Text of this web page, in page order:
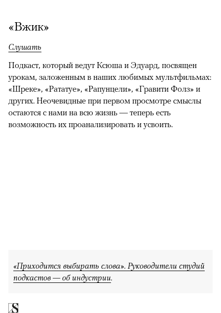
«Вжик»
Слушать
Подкаст, который ведут Ксюша и Эдуард, посвящен
урокам, заложенным в наших любимых мультфильмах:
«Шреке», «Рататуе», «Рапунцели», «Гравити Фолз» и
других. Неочевидные при первом просмотре смыслы
остаются с нами на всю жизнь — теперь есть
возможность их проанализировать и усвоить.
«Приходится выбирать слова». Руководители студий
подкастов — об индустрии.